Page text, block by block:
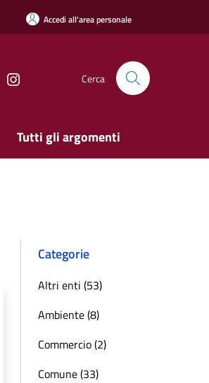
Accedi all'area personale
Cerca
Tutti gli argomenti
Categorie
Altri enti (53)
Ambiente (8)
Commercio (2)
Comune (33)